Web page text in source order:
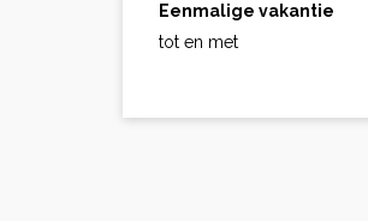
Eenmalige vakantie
tot en met